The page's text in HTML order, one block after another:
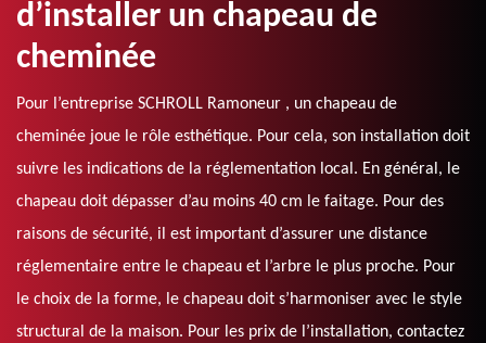
d’installer un chapeau de
cheminée
Pour l’entreprise SCHROLL Ramoneur , un chapeau de
cheminée joue le rôle esthétique. Pour cela, son installation doit
suivre les indications de la réglementation local. En général, le
chapeau doit dépasser d’au moins 40 cm le faitage. Pour des
raisons de sécurité, il est important d’assurer une distance
réglementaire entre le chapeau et l’arbre le plus proche. Pour
le choix de la forme, le chapeau doit s’harmoniser avec le style
structural de la maison. Pour les prix de l’installation, contactez